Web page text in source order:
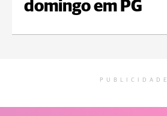
domingo em PG
PUBLICIDADE